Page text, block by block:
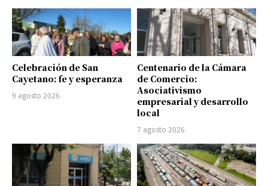
Celebración de San
Cayetano: fe y esperanza
9 agosto 2026
Centenario de la Cámara
de Comercio:
Asociativismo
empresarial y desarrollo
local
7 agosto 2026